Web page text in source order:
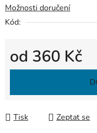
Možnosti doručení
Kód:
od 360 Kč
Měrná cena:
Tisk Zeptat se